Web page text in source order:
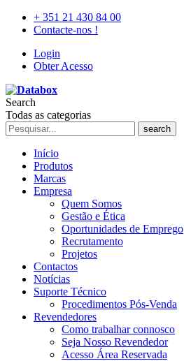
+ 351 21 430 84 00
Contacte-nos !
Login
Obter Acesso
Search
Todas as categorias
search
Início
Produtos
Marcas
Empresa
Quem Somos
Gestão e Ética
Oportunidades de Emprego
Recrutamento
Projetos
Contactos
Notícias
Suporte Técnico
Procedimentos Pós-Venda
Revendedores
Como trabalhar connosco
Seja Nosso Revendedor
Acesso Área Reservada